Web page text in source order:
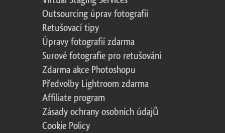
Outsourcing úprav fotografií
Retušovací tipy
Úpravy fotografií zdarma
Surové fotografie pro retušování
Zdarma akce Photoshopu
Předvolby Lightroom zdarma
Affiliate program
Zásady ochrany osobních údajů
Cookie Policy